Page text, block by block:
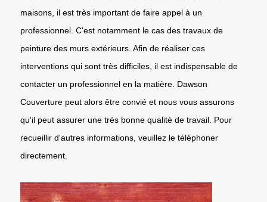
maisons, il est très important de faire appel à un
professionnel. C'est notamment le cas des travaux de
peinture des murs extérieurs. Afin de réaliser ces
interventions qui sont très difficiles, il est indispensable de
contacter un professionnel en la matière. Dawson
Couverture peut alors être convié et nous vous assurons
qu'il peut assurer une très bonne qualité de travail. Pour
recueillir d'autres informations, veuillez le téléphoner
directement.